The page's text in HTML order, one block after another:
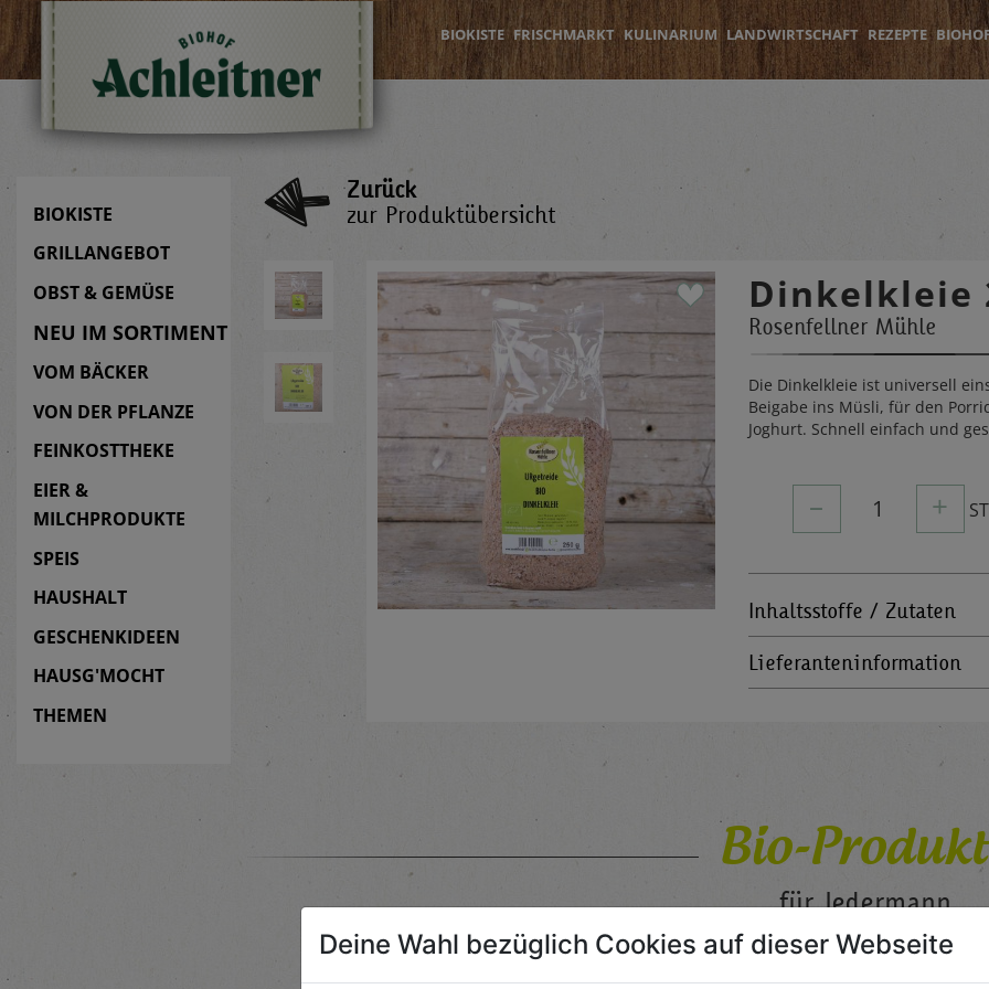
BIOKISTE FRISCHMARKT KULINARIUM LANDWIRTSCHAFT REZEPTE
BIOKISTE
GRILLANGEBOT
OBST & GEMÜSE
NEU IM SORTIMENT
VOM BÄCKER
VON DER PFLANZE
FEINKOSTTHEKE
EIER &
MILCHPRODUKTE
SPEIS
HAUSHALT
GESCHENKIDEEN
HAUSG'MOCHT
THEMEN
Zurück
zur Produktübersicht
Dinkelkleie
Rosenfellner Mühle
Die Dinkelkleie ist universell
Beigabe ins Müsli, für den
Joghurt. Schnell einfach und
– 1 +
Inhaltsstoffe / Zutaten
Lieferanteninformation
Bio-
für Jedermann
Deine Wahl bezüglich Cookies auf dieser Webseite